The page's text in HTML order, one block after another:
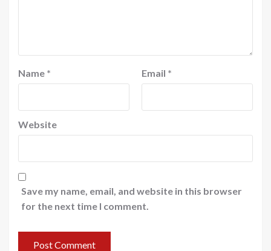
Name * Email *
Website
Save my name, email, and website in this browser
for the next time I comment.